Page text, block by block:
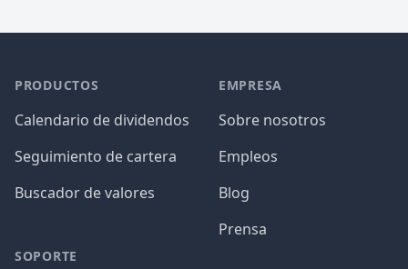
PRODUCTOS
Calendario de dividendos
Seguimiento de cartera
Buscador de valores
SOPORTE
EMPRESA
Sobre nosotros
Empleos
Blog
Prensa